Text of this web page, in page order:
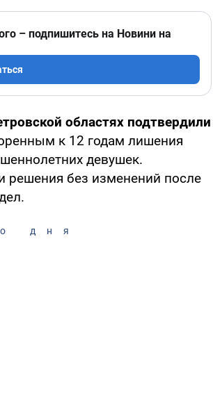
– подпишитесь на Новини на
областях подтвердили
к 12 годам лишения
девушек.
решения без изменений после
дня